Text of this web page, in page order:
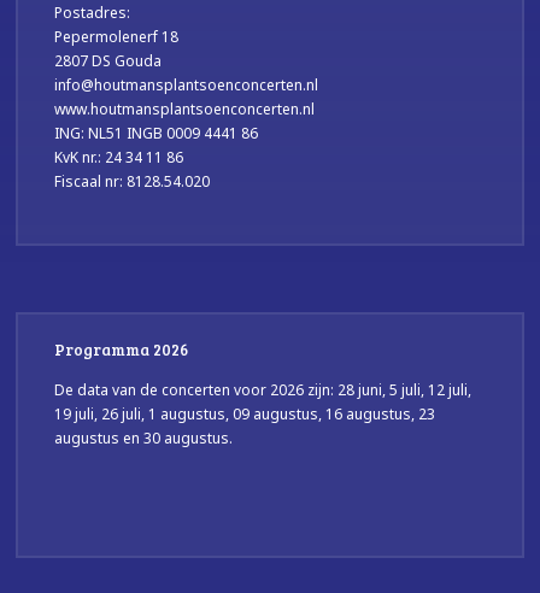
Postadres:
Pepermolenerf 18
2807 DS Gouda
info@houtmansplantsoenconcerten.nl
www.houtmansplantsoenconcerten.nl
ING: NL51 INGB 0009 4441 86
KvK nr.: 24 34 11 86
Fiscaal nr: 8128.54.020
Programma 2026
De data van de concerten voor 2026 zijn: 28 juni, 5 juli, 12 juli,
19 juli, 26 juli, 1 augustus, 09 augustus, 16 augustus, 23
augustus en 30 augustus.